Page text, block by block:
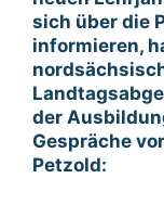
sich über die
informieren,
der
Gespräche
Petzold: